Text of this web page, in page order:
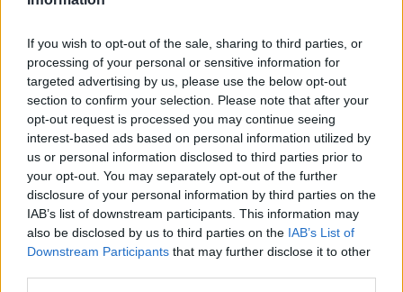
If you wish to opt-out of the sale, sharing to third parties, or
processing of your personal or sensitive information for
targeted advertising by us, please use the below opt-out
section to confirm your selection. Please note that after your
opt-out request is processed you may continue seeing
interest-based ads based on personal information utilized by
us or personal information disclosed to third parties prior to
your opt-out. You may separately opt-out of the further
disclosure of your personal information by third parties on the
IAB’s list of downstream participants. This information may
also be disclosed by us to third parties on the IAB’s List of
Downstream Participants that may further disclose it to other